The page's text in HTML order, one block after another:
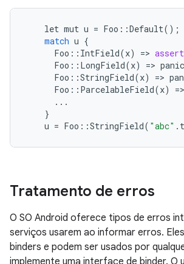
let mut u = Foo ::Default();
match u {
Foo :: IntField(x) => assert
Foo :: LongField(x) => panic
Foo ::StringField(x) =>
Foo :: ParcelableField(x) =>
...
}
u = Foo ::StringField( "abc" .
Tratamento de erros
O SO Android oferece tipos de erros
serviços usarem ao informar erros.
binders e podem ser usados por